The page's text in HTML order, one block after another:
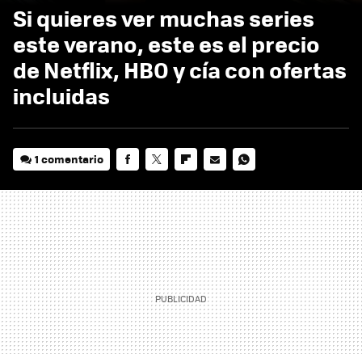
Si quieres ver muchas series
este verano, este es el precio
de Netflix, HBO y cía con ofertas
incluidas
1 comentario
MAIL